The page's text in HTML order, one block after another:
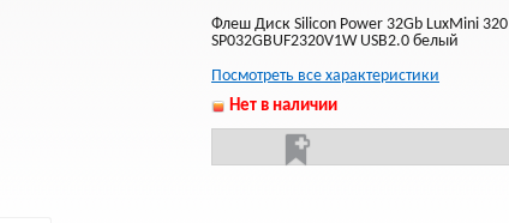
Флеш Диск Silicon Power 32Gb LuxMini 320
SP032GBUF2320V1W USB2.0 белый
Посмотреть все характеристики
Нет в наличии